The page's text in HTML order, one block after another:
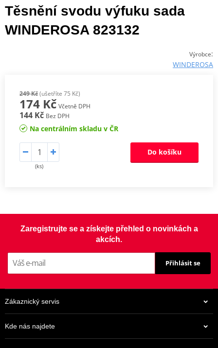
Těsnění svodu výfuku sada
WINDEROSA 823132
Výrobce:
WINDEROSA
249 Kč(ušetříte 75 Kč)
174 Kč Včetně DPH
144 Kč Bez DPH
Na centrálním skladu v ČR
(ks)
Do košíku
Zaregistrujte se a získejte přehled o novinkách a
akcích.
Přihlásit se
Zákaznický servis
Kde nás najdete